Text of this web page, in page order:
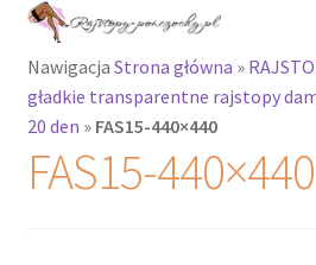
Przejdź
nawigacji
Przejdź
treści
Rajstopy
Rozwiń
menu
potomne
Nawigacja Strona główna »
gładkie transparentne rajstopy
20 den » FAS15-440×440
FAS15-440×440